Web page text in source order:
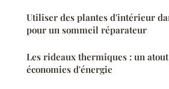
Utiliser des plantes d'intérieur
pour un sommeil réparateur
Les rideaux thermiques : un
économies d'énergie